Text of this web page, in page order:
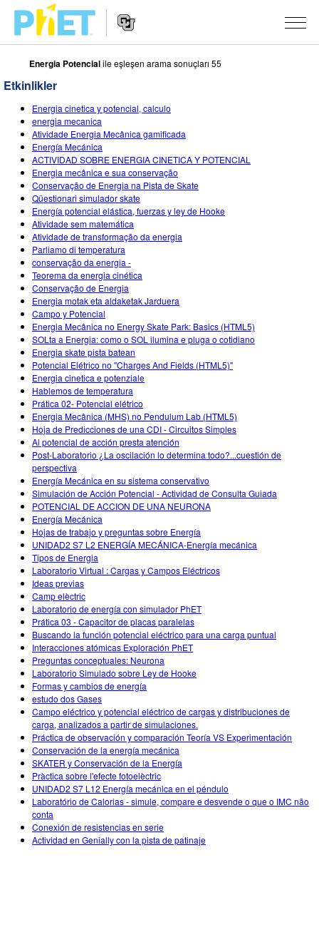
PhET
Web
Sitesinde
Ara
Navigation
SIMÜLASYONLAR
Tüm Simülasyonlar
Fizik
Matematik
Kimya
Yer Bilimleri
Biyoloji
Çevrilmiş Simülasyonlar
Customizable Sims
STUDIO
About Studio
Customizable Sims
Start a Free Trial
Purchase a License
ÖĞRETIM
Etkinliklere Gözat
Etkinliklerini Paylaş
Activity Contribution Guidelines
Sanal Atölyeler
Professional Learning with PhET
Teaching with PhET
ARAŞTIRMA
GIRIŞIMLER
Kapsamlı Tasarım
PhET Küresel
Data Fluency
STEM Eğitiminde ÇEKA
SceneryStack OSE
Impact Report
OTURUM AÇ / ÜYE OL
OTURUM AÇ / ÜYE OL
Energia Potencialile eşleşen arama sonuçları 55
Etkinlikler
Energia cinetica y potencial, calculo
energia mecanica
Atividade Energia Mecânica gamificada
Energía Mecánica
ACTIVIDAD SOBRE ENERGIA CINETICA Y POTENCIAL
Energia mecânica e sua conservação
Conservação de Energia na Pista de Skate
Qüestionari simulador skate
Energía potencial elástica, fuerzas y ley de Hooke
Atividade sem matemática
Atividade de transformação da energia
Parliamo di temperatura
conservação da energia -
Teorema da energia cinética
Conservação de Energia
Energia motak eta aldaketak Jarduera
Campo y Potencial
Energia Mecânica no Energy Skate Park: Basics (HTML5)
SOLta a Energia: como o SOL ilumina e pluga o cotidiano
Energia skate pista batean
Potencial Elétrico no "Charges And Fields (HTML5)"
Energia cinetica e potenziale
Hablemos de temperatura
Prática 02- Potencial elétrico
Energia Mecânica (MHS) no Pendulum Lab (HTML5)
Hoja de Predicciones de una CDI - Circuitos Simples
Al potencial de acción presta atención
Post-Laboratorio ¿La oscilación lo determina todo?...cuestión de
perspectiva
Energía Mecánica en su sistema conservativo
Simulación de Acción Potencial - Actividad de Consulta Guiada
POTENCIAL DE ACCION DE UNA NEURONA
Energía Mecánica
Hojas de trabajo y preguntas sobre Energía
UNIDAD2 S7 L2 ENERGÍA MECÁNICA-Energía mecánica
Tipos de Energia
Laboratorio Virtual : Cargas y Campos Eléctricos
Ideas previas
Camp elèctric
Laboratorio de energía con simulador PhET
Prática 03 - Capacitor de placas paralelas
Buscando la función potencial eléctrico para una carga puntual
Interacciones atómicas Exploración PhET
Preguntas conceptuales: Neurona
Laboratorio Simulado sobre Ley de Hooke
Formas y cambios de energía
estudo dos Gases
Campo eléctrico y potencial eléctrico de cargas y distribuciones de
carga, analizados a partir de simulaciones.
Práctica de observación y comparación Teoría VS Experimentación
Conservación de la energía mecánica
SKATER y Conservación de la Energía
Pràctica sobre l'efecte fotoelèctric
UNIDAD2 S7 L12 Energía mecánica en el péndulo
Laboratório de Calorias - simule, compare e desvende o que o IMC não
conta
Conexión de resistencias en serie
Actividad en Genially con la pista de patinaje